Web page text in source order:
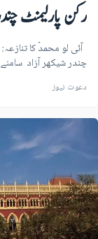
رکن پارلیمنٹ
آئی لو محمدؐ کا
چندر شیکھر آزاد سامنے
دعوت نیوز